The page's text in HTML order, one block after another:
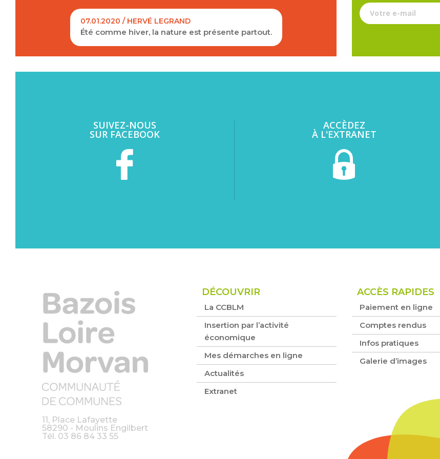
07.01.2020 / HERVÉ LEGRAND
Été comme hiver, la nature est présente partout.
Votre e-mail
SUIVEZ-NOUS
SUR FACEBOOK
ACCÈDEZ
À L'EXTRANET
11, Place Lafayette
58290 - Moulins Engilbert
Tél. 03 86 84 33 55
DÉCOUVRIR
La CCBLM
Insertion par l’activité
économique
Mes démarches en ligne
Actualités
Extranet
ACCÈS RAPIDES
Paiement en ligne
Comptes rendus
Infos pratiques
Galerie d’images